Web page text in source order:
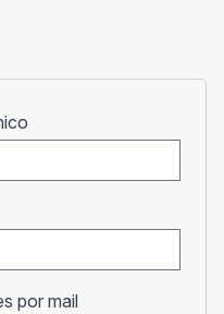
por mail